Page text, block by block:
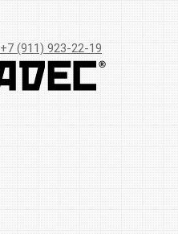
+7 (911) 923-22-19